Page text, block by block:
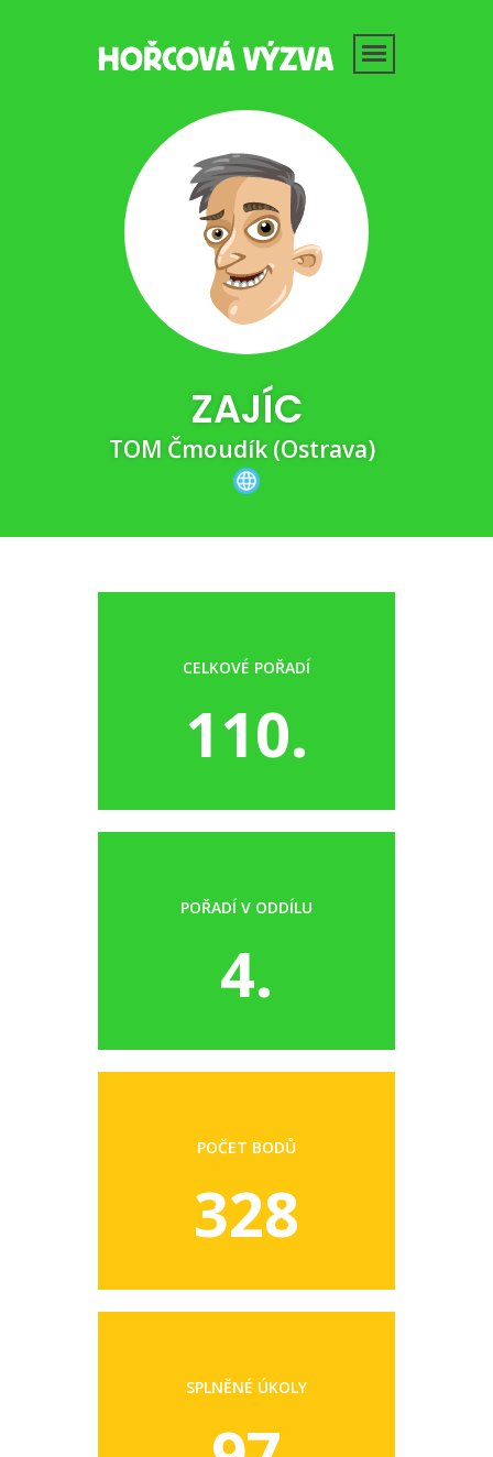
ZAJÍC
TOM Čmoudík (Ostrava)
CELKOVÉ POŘADÍ
110.
POŘADÍ V ODDÍLU
4.
POČET BODŮ
328
SPLNĚNÉ ÚKOLY